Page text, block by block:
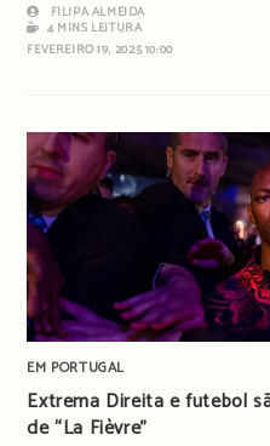
FILIPA ALMEIDA
4 MINS LEITURA
FEVEREIRO 19, 2025 10:00
EM PORTUGAL
Extrema Direita e futebol
de “La Fièvre”